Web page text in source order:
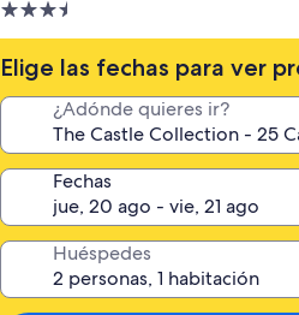
Propiedad
de
3.5
estrellas
Elige las fechas para ver
¿Adónde quieres ir?
Fechas
Huéspedes